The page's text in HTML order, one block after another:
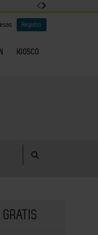
Registro
KIOSCO